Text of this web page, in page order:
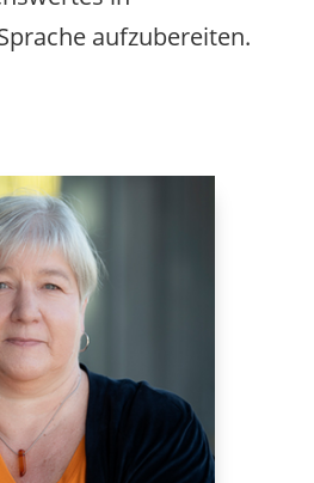
aufzubereiten.